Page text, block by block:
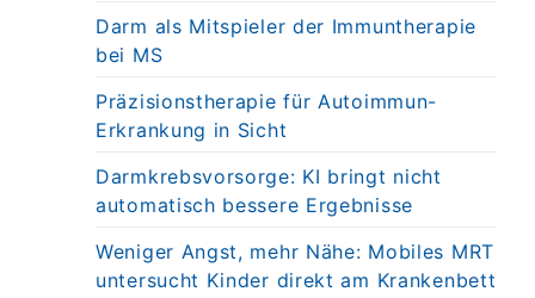
Darm als Mitspieler der Immuntherapie
bei MS
Präzisionstherapie für Autoimmun-
Erkrankung in Sicht
Darmkrebsvorsorge: KI bringt nicht
automatisch bessere Ergebnisse
Weniger Angst, mehr Nähe: Mobiles MRT
untersucht Kinder direkt am Krankenbett